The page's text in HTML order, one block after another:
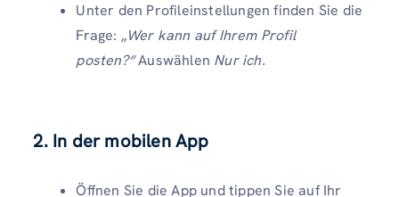
Unter den Profileinstellungen finden Sie die
Frage: „Wer kann auf Ihrem Profil
posten?“Auswählen Nur ich.
2. In der mobilen App
Öffnen Sie die App und tippen Sie auf Ihr